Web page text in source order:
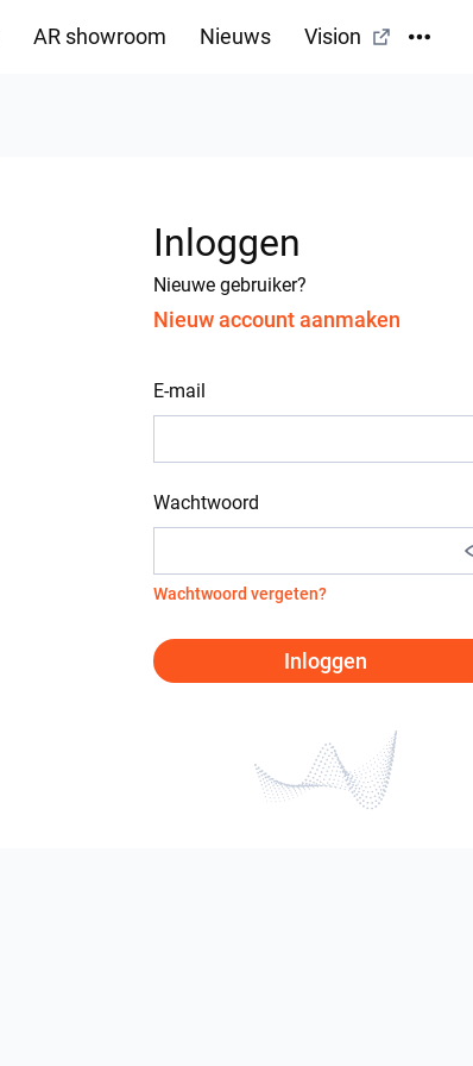
AR showroom Nieuws Vision
Inloggen
Nieuwe gebruiker?
Nieuw account aanmaken
E-mail
Wachtwoord
Wachtwoord vergeten?
Inloggen